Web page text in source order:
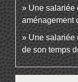
Une salariée
aménagement
Une salariée
de son temps